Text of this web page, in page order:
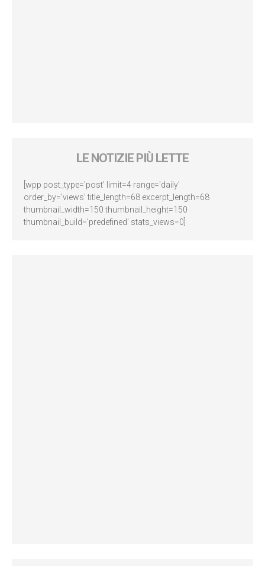
LE NOTIZIE PIÙ LETTE
[wpp post_type='post' limit=4 range='daily'
order_by='views' title_length=68 excerpt_length=68
thumbnail_width=150 thumbnail_height=150
thumbnail_build='predefined' stats_views=0]